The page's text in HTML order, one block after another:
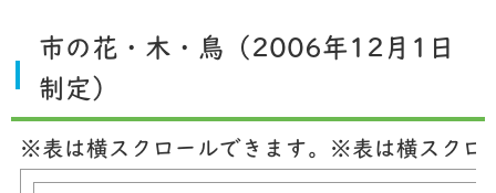
市の花・木・鳥（2006年12月1日
制定）
※表は横スクロールできます。 ※表は横スクロ